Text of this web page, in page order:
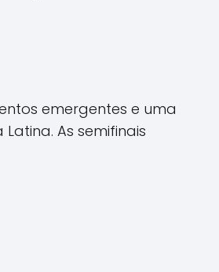
emergentes e uma
As semifinais